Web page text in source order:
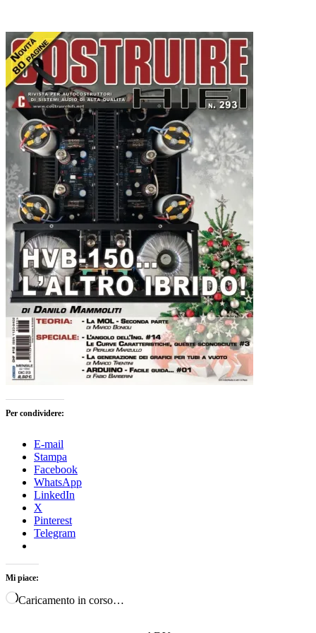
Per condividere:
E-mail
Stampa
Facebook
WhatsApp
LinkedIn
X
Pinterest
Telegram
Mi piace:
Caricamento in corso…